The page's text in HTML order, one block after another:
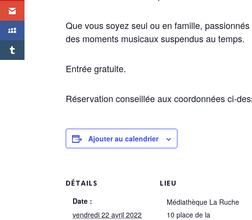
Que vous soyez seul ou en famille,
des moments musicaux suspendus au temps.
Entrée gratuite.
Réservation conseillée aux coordonnées ci-
Ajouter au calendrier
DÉTAILS
Date :
vendredi 22 avril 2022
LIEU
Médiathèque La Ruche
10 place de la